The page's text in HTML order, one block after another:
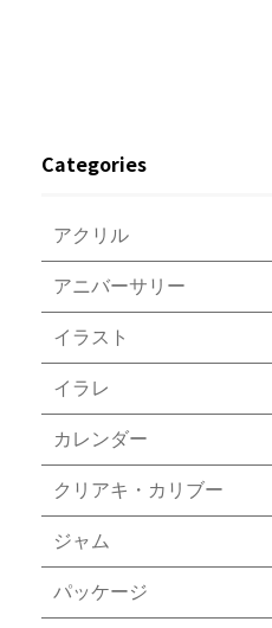
Categories
アクリル
アニバーサリー
イラスト
イラレ
カレンダー
クリアキ・カリブー
ジャム
パッケージ